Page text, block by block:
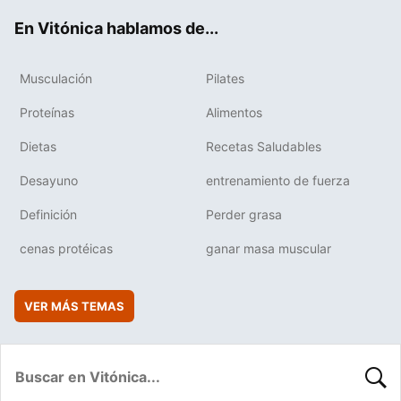
En Vitónica hablamos de...
Musculación Pilates
Proteínas Alimentos
Dietas Recetas Saludables
Desayuno entrenamiento de fuerza
Definición Perder grasa
cenas protéicas ganar masa muscular
VER MÁS TEMAS